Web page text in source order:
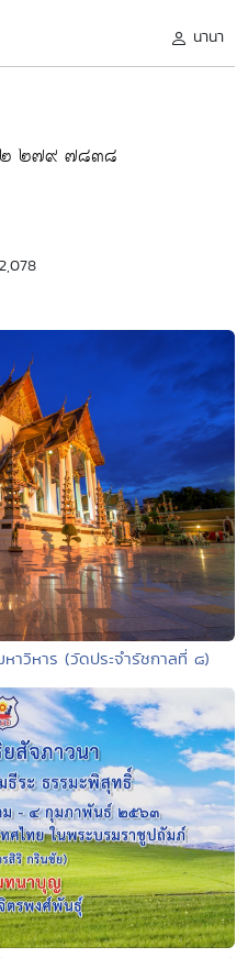
นานา
๒ ๒๗๙ ๗๘๓๘
าวิหาร (วัดประจำรัชกาลที่ ๘)